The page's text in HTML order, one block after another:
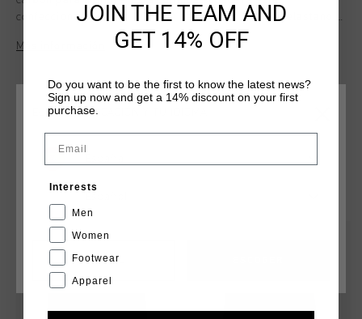
confeccionada con un 80 % de nailon y un 20 % de elastano y
ofrece un ajuste flexible y comodo. Luce el iconico logotipo
del leon de Cruyff en el pecho. Perfecta para relajarse o para
Más información
QUIZÁ TU GUSTA ESTO
ELIGE TU UBICACIÓN Y TU IDIOMA
CANCEL
JOIN THE TEAM AND
GET 14% OFF
Do you want to be the first to know the latest news?
Sign up now and get a 14% discount on your first
purchase.
Interests
Men
Women
Footwear
Apparel